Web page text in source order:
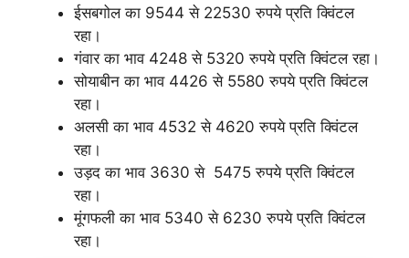
ईसबगोल का 9544 से 22530 रुपये प्रति क्विंटल
रहा।
गंवार का भाव 4248 से 5320 रुपये प्रति क्विंटल रहा।
सोयाबीन का भाव 4426 से 5580 रुपये प्रति क्विंटल
रहा।
अलसी का भाव 4532 से 4620 रुपये प्रति क्विंटल
रहा।
उड़द का भाव 3630 से 5475 रुपये प्रति क्विंटल
रहा।
मूंगफली का भाव 5340 से 6230 रुपये प्रति क्विंटल
रहा।